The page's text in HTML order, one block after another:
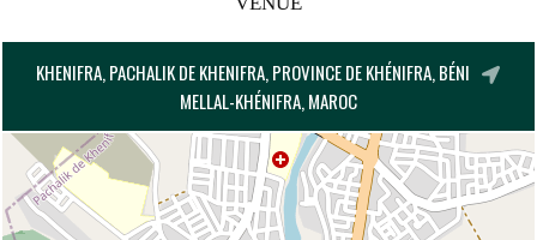
KHENIFRA, PACHALIK DE KHENIFRA, PROVINCE DE KHÉNIFRA, BÉNI
MELLAL-KHÉNIFRA, MAROC